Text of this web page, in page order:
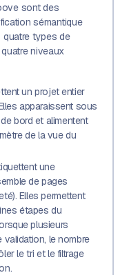
sont des
sémantique
quatre types de
niveaux
un projet entier
apparaissent sous
bord et alimentent
de la vue du
une
de pages
Elles permettent
étapes du
plusieurs
validation, le nombre
le tri et le filtrage